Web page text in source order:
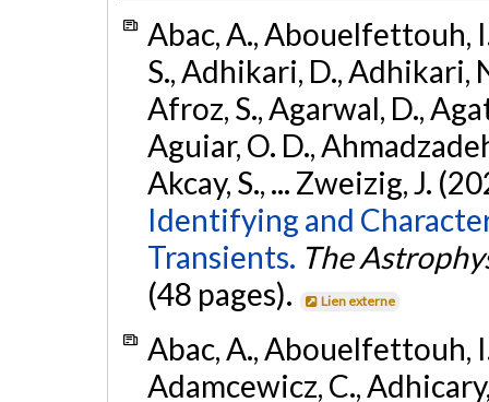
Abac, A., Abouelfettouh,
S., Adhikari, D., Adhikari,
Afroz, S., Agarwal, D.,
Aguiar, O. D.,
Akcay, S., ... Zweizig, J.
Identifying and
Transients. The
(48 pages).
Lien externe
Abac, A., Abouelfettouh,
Adamcewicz, C.,